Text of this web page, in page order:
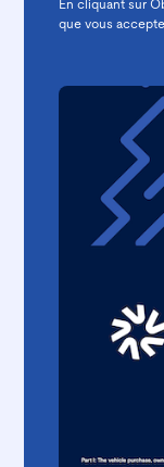
En cliquant sur
que vous